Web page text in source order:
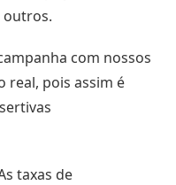
outros.
com nossos
real, pois assim é
taxas de